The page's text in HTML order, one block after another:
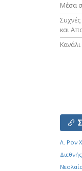
Μέσα
και
Κανάλι
Λ. Ρον